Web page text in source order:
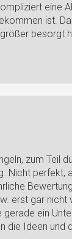
eine
ist.
besorgt
zum Teil
Nicht perfekt,
erst gar
ein
die Ideen und